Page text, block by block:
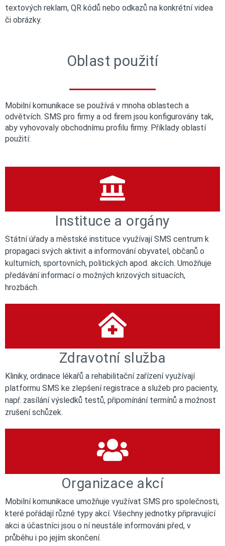
textových reklam, QR kódů nebo odkazů na konkrétní videa
či obrázky.
Oblast použití
Mobilní komunikace se používá v mnoha oblastech a
odvětvích. SMS pro firmy a od firem jsou konfigurovány tak,
aby vyhovovaly obchodnímu profilu firmy. Příklady oblastí
použití:
Instituce a orgány
Státní úřady a městské instituce využívají SMS centrum k
propagaci svých aktivit a informování obyvatel, občanů o
kulturních, sportovních, politických apod. akcích. Umožňuje
předávání informací o možných krizových situacích,
hrozbách.
Zdravotní služba
Kliniky, ordinace lékařů a rehabilitační zařízení využívají
platformu SMS ke zlepšení registrace a služeb pro pacienty,
např. zasílání výsledků testů, připomínání termínů a možnost
zrušení schůzek.
Organizace akcí
Mobilní komunikace umožňuje využívat SMS pro společnosti,
které pořádají různé typy akcí. Všechny jednotky připravující
akci a účastníci jsou o ní neustále informováni před, v
průběhu i po jejím skončení.